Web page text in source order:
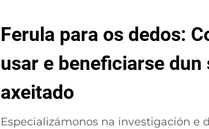
Ferula para os dedos:
usar e beneficiarse dun
axeitado
Especializámonos na investigación e